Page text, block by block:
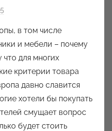
т
о
р
о
м
a
u
k
в том числе
и мебели – почему
что для многих
критерии товара
давно славится
хотели бы покупать
смущает вопрос
будет стоить